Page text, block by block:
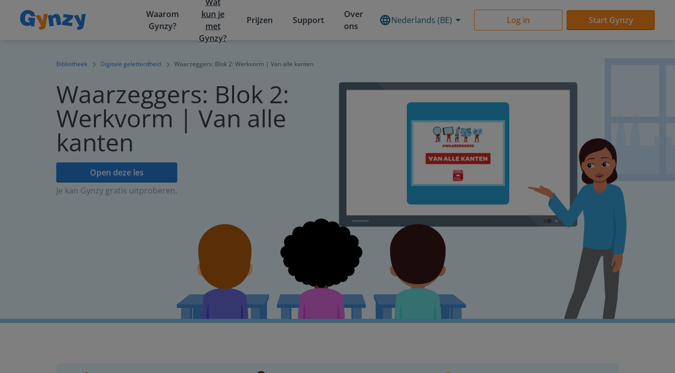
Waarom
Gynzy?
kun je
met
Gynzy?
Prijzen Support
Over
ons
Nederlands (BE) Log in Start Gynzy
Bibliotheek Digitale geletterdheid Waarzeggers: Blok 2: Werkvorm | Van alle kanten
Waarzeggers: Blok 2:
Werkvorm | Van alle
kanten
Open deze les
Je kan Gynzy gratis uitproberen.